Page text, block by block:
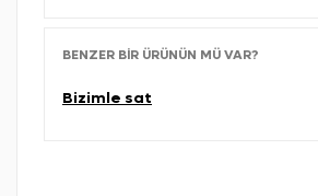
BENZER BIR ÜRÜNÜN MÜ VAR?
Bizimle sat